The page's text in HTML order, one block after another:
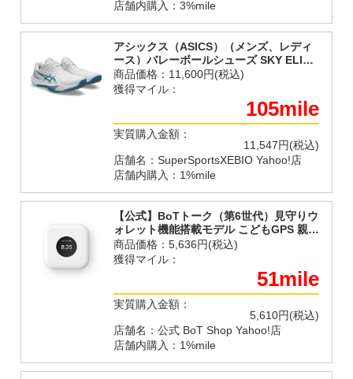
店舗内購入：3%mile
アシックス（ASICS）（メンズ、レディ
ース）バレーボールシューズ SKY ELITE
FF 3 スカイエリート 1051A080.106
商品価格： 11,600円(税込)
獲得マイル：
105mile
実質購入金額：
11,547円(税込)
店舗名：SuperSportsXEBIO Yahoo!店
店舗内購入：1%mile
【公式】BoTトーク（第6世代）見守りウ
ォレット機能搭載モデル こどもGPS 親子
でトークを送り合える 高精度GPS 見守り
AI搭載 日本製 超ロングバッテリー
商品価格： 5,636円(税込)
獲得マイル：
51mile
実質購入金額：
5,610円(税込)
店舗名：公式 BoT Shop Yahoo!店
店舗内購入：1%mile